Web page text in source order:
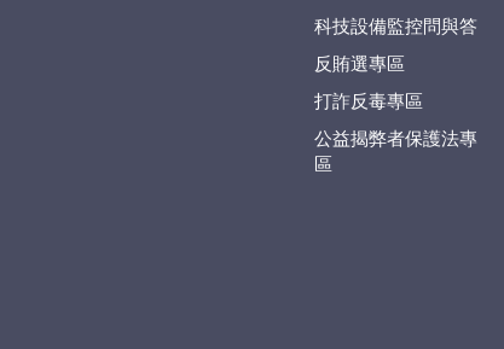
科技設備監控問與答
反賄選專區
打詐反毒專區
公益揭弊者保護法專
區